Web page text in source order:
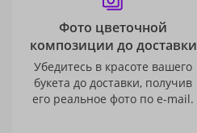
Фото цветочной
композиции до доставки
Убедитесь в красоте вашего
букета до доставки, получив
его реальное фото по e-mail.